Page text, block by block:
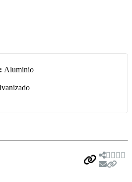
Aluminio